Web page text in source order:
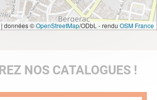
| données ©OpenStreetMap/ODbL - rendu OSM France
NOS CATALOGUES !